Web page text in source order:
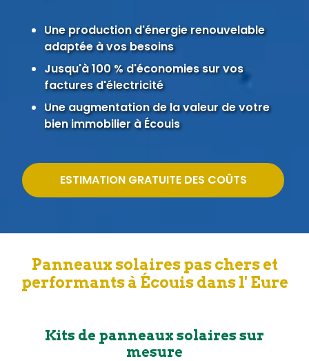
Une production d'énergie renouvelable
adaptée à vos besoins
Jusqu'à 100 % d'économies sur vos
factures d'électricité
Une augmentation de la valeur de votre
bien immobilier à Écouis
ESTIMATION GRATUITE DES COÛTS
Panneaux solaires pas chers et
performants à Écouis dans l' Eure
Kits de panneaux solaires sur
mesure